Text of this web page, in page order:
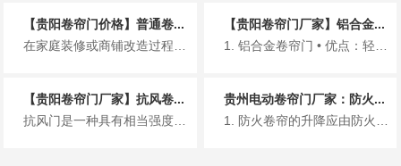
【贵阳卷帘门价格】普通卷...
在家庭装修或商铺改造过程中，卷帘门因其防盗、隔音、占用空间小等优点，成为车库、店铺、仓库等场所的常见选择。对于预算规划而...
【贵阳卷帘门厂家】铝合金...
1. 铝合金卷帘门 • 优点：轻、好看、不生锈、价格适中 • 适合：小区车库、家用、商铺门...
【贵阳卷帘门厂家】抗风卷...
抗风门是一种具有相当强度和一定刚度的卷帘门，利用镀锌钢板、彩涂钢板或不锈钢板轧制的型材作为帘片，其材料厚度一般根据门洞的...
贵州电动卷帘门厂家：防火...
1. 防火卷帘的升降应由防火卷帘控制器控制。 2. 疏散通道上设置的防火卷帘的联动控制设计，应符合下列规定： ...